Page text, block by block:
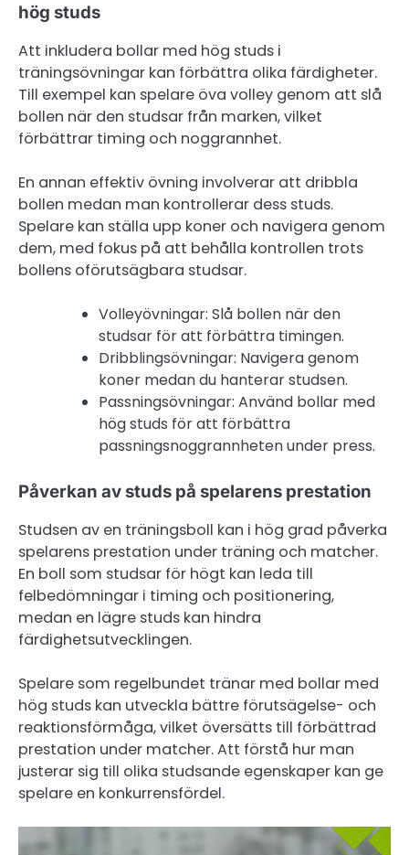
hög studs
Att inkludera bollar med hög studs i
träningsövningar kan förbättra olika färdigheter.
Till exempel kan spelare öva volley genom att slå
bollen när den studsar från marken, vilket
förbättrar timing och noggrannhet.
En annan effektiv övning involverar att dribbla
bollen medan man kontrollerar dess studs.
Spelare kan ställa upp koner och navigera genom
dem, med fokus på att behålla kontrollen trots
bollens oförutsägbara studsar.
Volleyövningar: Slå bollen när den
studsar för att förbättra timingen.
Dribblingsövningar: Navigera genom
koner medan du hanterar studsen.
Passningsövningar: Använd bollar med
hög studs för att förbättra
passningsnoggrannheten under press.
Påverkan av studs på spelarens prestation
Studsen av en träningsboll kan i hög grad påverka
spelarens prestation under träning och matcher.
En boll som studsar för högt kan leda till
felbedömningar i timing och positionering,
medan en lägre studs kan hindra
färdighetsutvecklingen.
Spelare som regelbundet tränar med bollar med
hög studs kan utveckla bättre förutsägelse- och
reaktionsförmåga, vilket översätts till förbättrad
prestation under matcher. Att förstå hur man
justerar sig till olika studsande egenskaper kan ge
spelare en konkurrensfördel.